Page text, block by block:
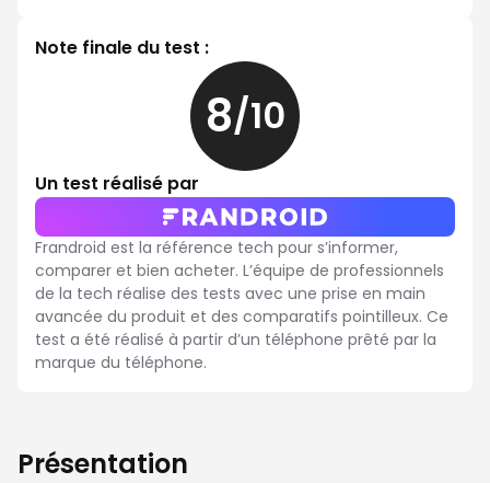
Note finale du test :
8/10
10
Un test réalisé par
Frandroid est la référence tech pour s’informer,
comparer et bien acheter. L’équipe de professionnels
de la tech réalise des tests avec une prise en main
avancée du produit et des comparatifs pointilleux. Ce
test a été réalisé à partir d’un téléphone prêté par la
marque du téléphone.
Présentation